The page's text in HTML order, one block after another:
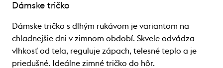
Dámske tričko
Dámske tričko s dlhým rukávom je variantom na
chladnejšie dni v zimnom období. Skvele odvádza
vlhkosť od tela, reguluje zápach, telesné teplo a je
priedušné. Ideálne zimné tričko do hôr.